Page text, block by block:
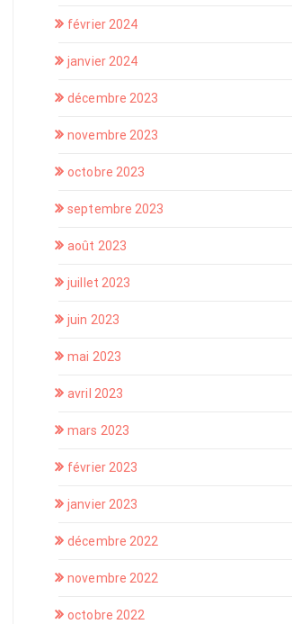
février 2024
janvier 2024
décembre 2023
novembre 2023
octobre 2023
septembre 2023
août 2023
juillet 2023
juin 2023
mai 2023
avril 2023
mars 2023
février 2023
janvier 2023
décembre 2022
novembre 2022
octobre 2022